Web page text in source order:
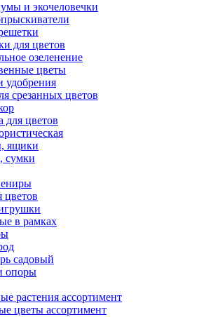
и экочеловечки
для цветов
озеленение
цветы
удобрения
срезанных цветов
для цветов
ящики
сумки
цветов
в рамках
садовый
опоры
растения ассортимент
цветы ассортимент